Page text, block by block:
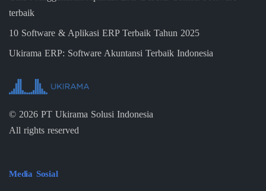
terbaik
10 Software & Aplikasi ERP Terbaik Tahun 2025
Ukirama ERP: Software Akuntansi Terbaik Indonesia
© 2026 PT Ukirama Solusi Indonesia
All rights reserved
Media Sosial